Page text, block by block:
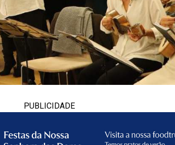
PUBLICIDADE